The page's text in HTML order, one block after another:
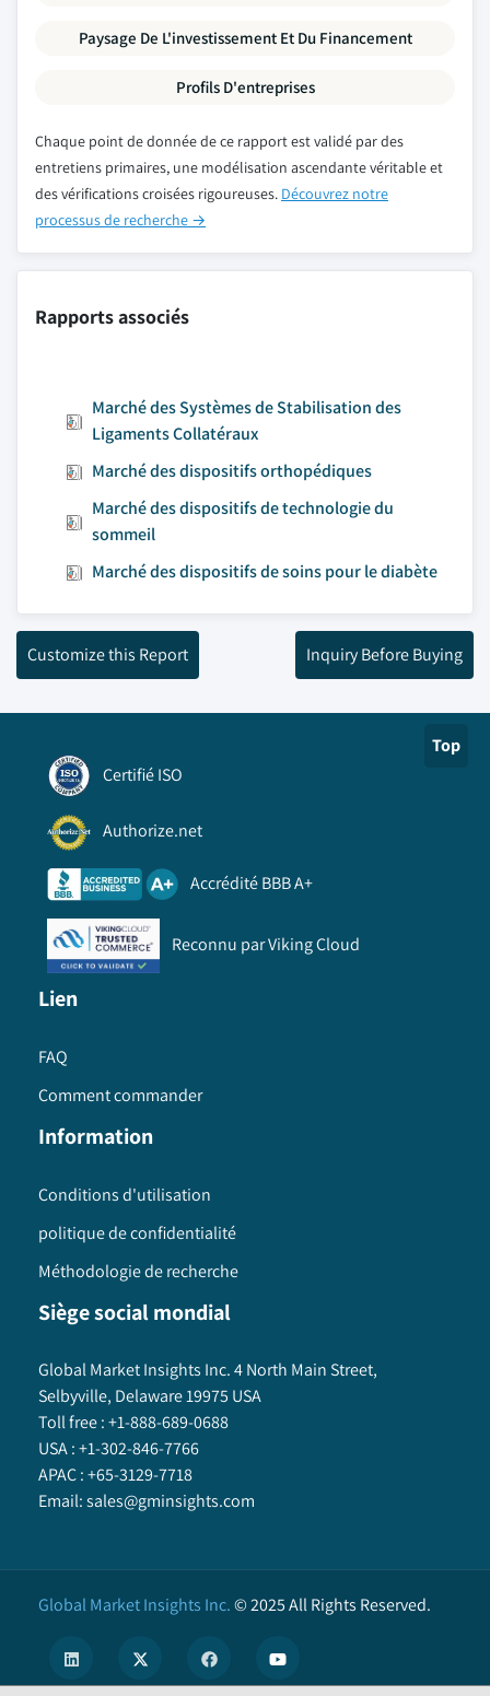
Paysage De L'investissement Et Du Financement
Profils D'entreprises
Chaque point de donnée de ce rapport est validé par des
entretiens primaires, une modélisation ascendante véritable et
des vérifications croisées rigoureuses. Découvrez notre
processus de recherche →
Rapports associés
Marché des Systèmes de Stabilisation des
Ligaments Collatéraux
Marché des dispositifs orthopédiques
Marché des dispositifs de technologie du
sommeil
Marché des dispositifs de soins pour le diabète
Customize this Report Inquiry Before Buying
Top
Certifié ISO
Authorize.net
Accrédité BBB A+
Reconnu par Viking Cloud
Lien
FAQ
Comment commander
Information
Conditions d'utilisation
politique de confidentialité
Méthodologie de recherche
Siège social mondial
Global Market Insights Inc. 4 North Main Street,
Selbyville, Delaware 19975 USA
Toll free :+1-888-689-0688
USA :+1-302-846-7766
APAC :+65-3129-7718
Email:sales@gminsights.com
Global Market Insights Inc.©2025All Rights Reserved.